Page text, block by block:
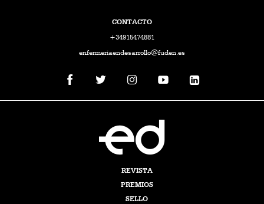
CONTACTO
+34915474881
enfermeriaendesarrollo@fuden.es
REVISTA
PREMIOS
SELLO